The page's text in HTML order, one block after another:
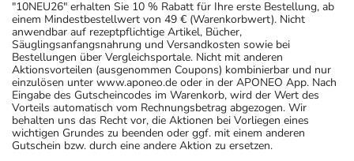
"10NEU26" erhalten Sie 10 % Rabatt für Ihre erste Bestellung, ab
einem Mindestbestellwert von 49 € (Warenkorbwert). Nicht
anwendbar auf rezeptpflichtige Artikel, Bücher,
Säuglingsanfangsnahrung und Versandkosten sowie bei
Bestellungen über Vergleichsportale. Nicht mit anderen
Aktionsvorteilen (ausgenommen Coupons) kombinierbar und nur
einzulösen unter www.aponeo.de oder in der APONEO App. Nach
Eingabe des Gutscheincodes im Warenkorb, wird der Wert des
Vorteils automatisch vom Rechnungsbetrag abgezogen. Wir
behalten uns das Recht vor, die Aktionen bei Vorliegen eines
wichtigen Grundes zu beenden oder ggf. mit einem anderen
Gutschein bzw. durch eine andere Aktion zu ersetzen.